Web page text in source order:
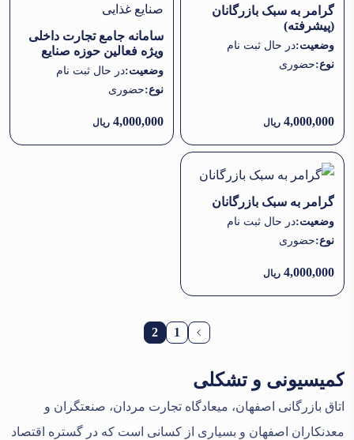
گرامر به سبک بازرگانان
(پیشرفته)
وضعیت:در حال ثبت نام
نوع:حضوری
4,000,000 ریال
سامانه جامع تجارت داخلی
ویژه فعالین حوزه صنایع
غذایی
وضعیت:در حال ثبت نام
نوع:حضوری
4,000,000 ریال
گرامر به سبک بازرگانان
وضعیت:در حال ثبت نام
نوع:حضوری
4,000,000 ریال
1
2
کمیسیونی و تشکلی
اتاق بازرگانی اصفهان، میعادگاه تجارت مردان، صنعتگران و
معدنکاران اصفهان و بسیاری از کسانی است که در گستره اقتصاد